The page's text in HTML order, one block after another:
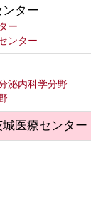
ター
ー
ンター
泌内科学分野
医療センター